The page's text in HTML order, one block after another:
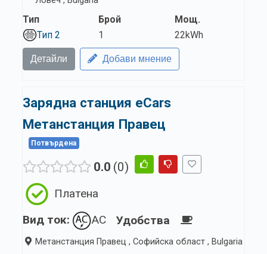
Тип
Тип 2
Брой
1
Мощ.
22kWh
Детайли Добави мнение
Зарядна станция eCars
Метанстанция Правец
Потвърдена
0.0 0
Платена
Вид ток:
AC Удобства
Метанстанция Правец , Софийска област , Bulgaria